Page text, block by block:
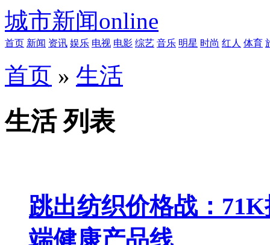
城市新闻online
首页 新闻 资讯 娱乐 电视 电影 综艺 音乐 明星 时尚 红人 体育
首页 » 生活
生活 列表
跳出纺织价格战：
端健康产品线